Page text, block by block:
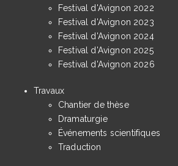
Festival d'Avignon 2022
Festival d'Avignon 2023
Festival d'Avignon 2024
Festival d'Avignon 2025
Festival d'Avignon 2026
Travaux
Chantier de thèse
Dramaturgie
Événements scientifiques
Traduction